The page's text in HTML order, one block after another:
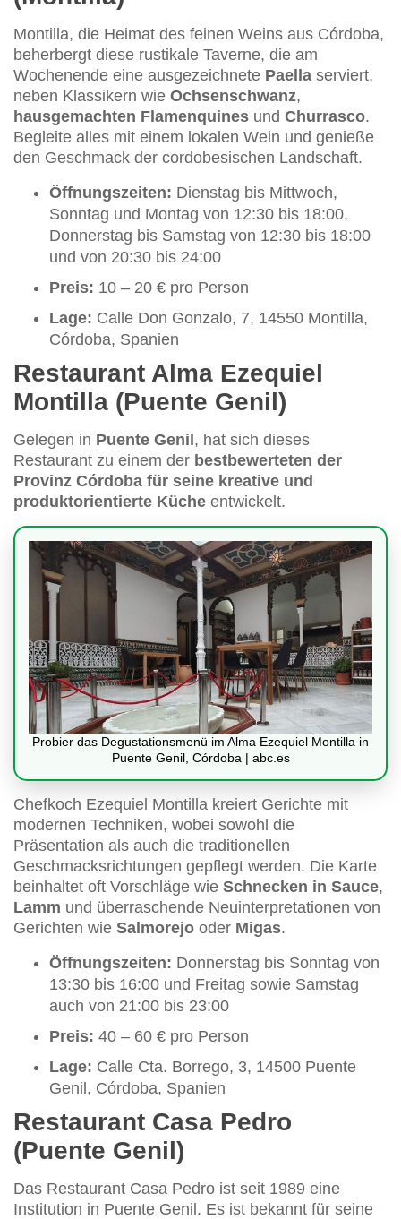
Montilla, die Heimat des feinen Weins aus Córdoba,
beherbergt diese rustikale Taverne, die am
Wochenende eine ausgezeichnete Paella serviert,
neben Klassikern wie Ochsenschwanz,
hausgemachten Flamenquines und Churrasco.
Begleite alles mit einem lokalen Wein und genieße
den Geschmack der cordobesischen Landschaft.
Öffnungszeiten: Dienstag bis Mittwoch,
Sonntag und Montag von 12:30 bis 18:00,
Donnerstag bis Samstag von 12:30 bis 18:00
und von 20:30 bis 24:00
Preis: 10 – 20 € pro Person
Lage: Calle Don Gonzalo, 7, 14550 Montilla,
Córdoba, Spanien
Restaurant Alma Ezequiel
Montilla (Puente Genil)
Gelegen in Puente Genil , hat sich dieses
Restaurant zu einem der bestbewerteten der
Provinz Córdoba für seine kreative und
produktorientierte Küche entwickelt.
Probier das Degustationsmenü im Alma Ezequiel Montilla in
Puente Genil, Córdoba | abc.es
Chefkoch Ezequiel Montilla kreiert Gerichte mit
modernen Techniken, wobei sowohl die
Präsentation als auch die traditionellen
Geschmacksrichtungen gepflegt werden. Die Karte
beinhaltet oft Vorschläge wie Schnecken in Sauce,
Lamm und überraschende Neuinterpretationen von
Gerichten wie Salmorejo oder Migas.
Öffnungszeiten: Donnerstag bis Sonntag von
13:30 bis 16:00 und Freitag sowie Samstag
auch von 21:00 bis 23:00
Preis: 40 – 60 € pro Person
Lage: Calle Cta. Borrego, 3, 14500 Puente
Genil, Córdoba, Spanien
Restaurant Casa Pedro
(Puente Genil)
Das Restaurant Casa Pedro ist seit 1989 eine
Institution in Puente Genil. Es ist bekannt für seine